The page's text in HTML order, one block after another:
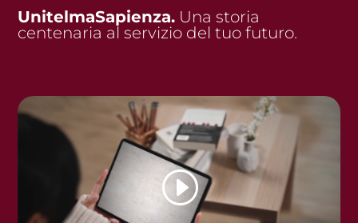
UnitelmaSapienza. Una storia
centenaria al servizio del tuo futuro.